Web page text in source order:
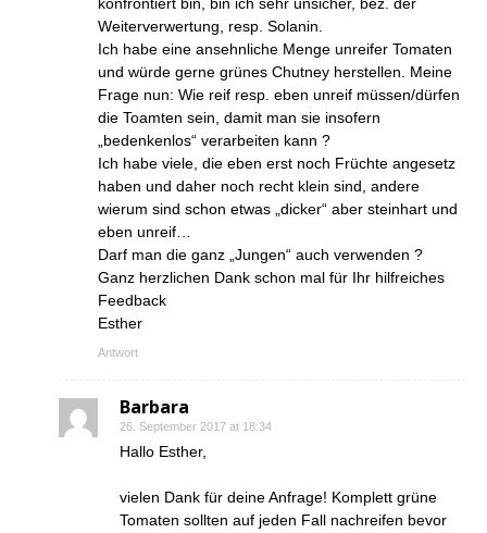
Weiterverwertung, resp. Solanin.
Ich habe eine ansehnliche Menge unreifer Tomaten
und würde gerne grünes Chutney herstellen. Meine
Frage nun: Wie reif resp. eben unreif müssen/dürfen
die Toamten sein, damit man sie insofern
„bedenkenlos“ verarbeiten kann ?
Ich habe viele, die eben erst noch Früchte angesetz
haben und daher noch recht klein sind, andere
wierum sind schon etwas „dicker“ aber steinhart und
eben unreif…
Darf man die ganz „Jungen“ auch verwenden ?
Ganz herzlichen Dank schon mal für Ihr hilfreiches
Feedback
Esther
Antwort
Barbara
26. September 2017 at 18:34
Hallo Esther,
vielen Dank für deine Anfrage! Komplett grüne
Tomaten sollten auf jeden Fall nachreifen bevor